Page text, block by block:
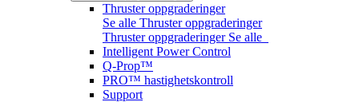
Thruster oppgraderinger
Se alle Thruster oppgraderinger
Thruster oppgraderinger Se alle
Intelligent Power Control
Q-Prop™
PRO™ hastighetskontroll
Support